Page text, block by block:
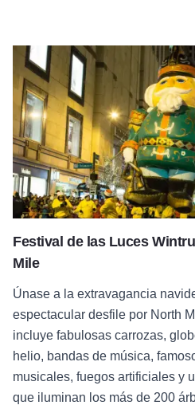
Festival de las Luces
Mile
Únase a la extravagancia
espectacular desfile por North
incluye fabulosas carrozas,
helio, bandas de música,
musicales, fuegos artificiales y
que iluminan los más de 200
Festival de las Luces Wintrust